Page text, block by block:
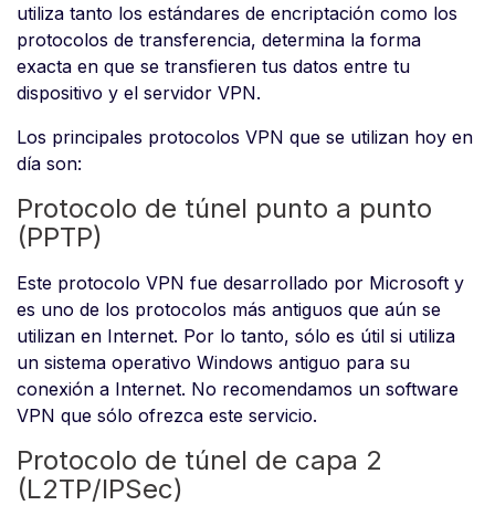
utiliza tanto los estándares de encriptación como los
protocolos de transferencia, determina la forma
exacta en que se transfieren tus datos entre tu
dispositivo y el servidor VPN.
Los principales protocolos VPN que se utilizan hoy en
día son:
Protocolo de túnel punto a punto
(PPTP)
Este protocolo VPN fue desarrollado por Microsoft y
es uno de los protocolos más antiguos que aún se
utilizan en Internet. Por lo tanto, sólo es útil si utiliza
un sistema operativo Windows antiguo para su
conexión a Internet. No recomendamos un software
VPN que sólo ofrezca este servicio.
Protocolo de túnel de capa 2
(L2TP/IPSec)